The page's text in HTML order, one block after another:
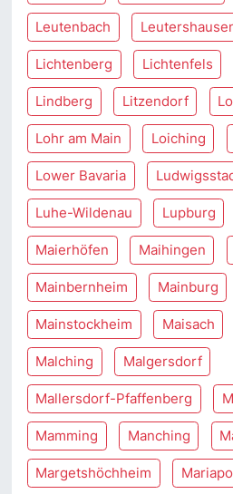
Leutenbach
Lichtenberg Lichtenfels
Lindberg Litzendorf
Lohr am Main Loiching
Lower Bavaria
Luhe-Wildenau Lupburg
Maierhöfen Maihingen
Mainbernheim Mainburg
Mainstockheim Maisach
Malching Malgersdorf
Mallersdorf-Pfaffenberg
Mamming Manching
Margetshöchheim